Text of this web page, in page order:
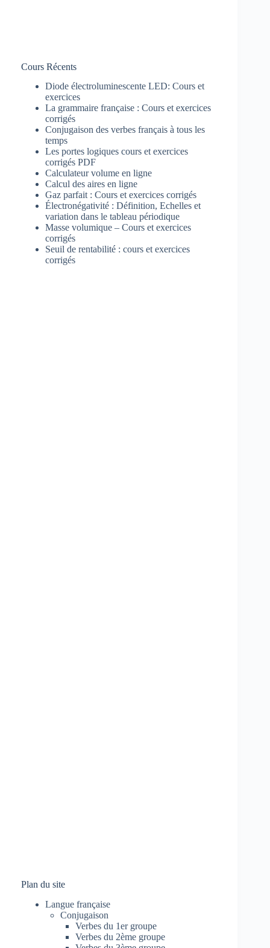
Cours Récents
Diode électroluminescente LED: Cours et
exercices
La grammaire française : Cours et exercices
corrigés
Conjugaison des verbes français à tous les
temps
Les portes logiques cours et exercices
corrigés PDF
Calculateur volume en ligne
Calcul des aires en ligne
Gaz parfait : Cours et exercices corrigés
Électronégativité : Définition, Echelles et
variation dans le tableau périodique
Masse volumique – Cours et exercices
corrigés
Seuil de rentabilité : cours et exercices
corrigés
Plan du site
Langue française
Conjugaison
Verbes du 1er groupe
Verbes du 2ème groupe